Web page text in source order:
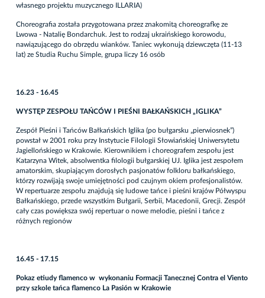
własnego projektu muzycznego ILLARIA)
Choreografia została przygotowana przez znakomitą choreografkę ze
Lwowa - Natalię Bondarchuk. Jest to rodzaj ukraińskiego korowodu,
nawiązującego do obrzędu wianków. Taniec wykonują dziewczęta (11-13
lat) ze Studia Ruchu Simple, grupa liczy 16 osób
16.23 - 16.45
WYSTĘP ZESPOŁU TAŃCÓW I PIEŚNI BAŁKAŃSKICH „IGLIKA”
Zespół Pieśni i Tańców Bałkańskich Iglika (po bułgarsku „pierwiosnek”)
powstał w 2001 roku przy Instytucie Filologii Słowiańskiej Uniwersytetu
Jagiellońskiego w Krakowie. Kierownikiem i choreografem zespołu jest
Katarzyna Witek, absolwentka filologii bułgarskiej UJ. Iglika jest zespołem
amatorskim, skupiającym dorosłych pasjonatów folkloru bałkańskiego,
którzy rozwijają swoje umiejętności pod czujnym okiem profesjonalistów.
W repertuarze zespołu znajdują się ludowe tańce i pieśni krajów Półwyspu
Bałkańskiego, przede wszystkim Bułgarii, Serbii, Macedonii, Grecji. Zespół
cały czas powiększa swój repertuar o nowe melodie, pieśni i tańce z
różnych regionów
16.45 - 17.15
Pokaz etiudy flamenco w wykonaniu Formacji Tanecznej Contra el Viento
przy szkole tańca flamenco La Pasión w Krakowie